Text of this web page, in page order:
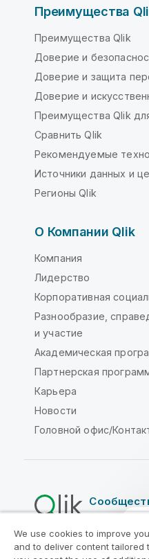
Преимущества
Преимущества Qlik
Доверие и
Доверие и защита
Доверие и
Преимущества Qlik
Сравнить Qlik
Рекомендуемые
Источники данных и
Регионы Qlik
О Компании Qlik
Компания
Лидерство
Корпоративная
Разнообразие,
и участие
Академическая
Партнерская
Карьера
Новости
Головной офис/
Юридические
Условия использования
We use cookies to improve
and to deliver content tailored